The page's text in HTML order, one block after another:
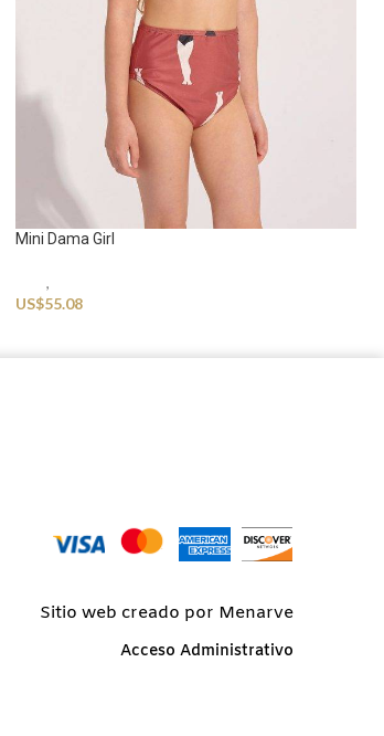
Mini Dama Girl
Kids,
US$55.08
Sitio web creado por Menarve
Acceso Administrativo